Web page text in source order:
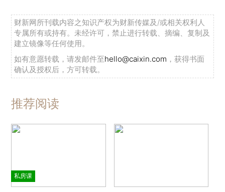
财新网所刊载内容之知识产权为财新传媒及/或相关权利人
专属所有或持有。未经许可，禁止进行转载、摘编、复制及
建立镜像等任何使用。
如有意愿转载，请发邮件至hello@caixin.com ，获得书面
确认及授权后，方可转载。
推荐阅读
私房课